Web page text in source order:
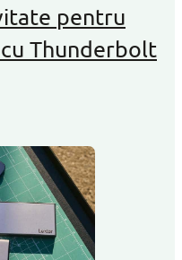
pentru
Thunderbolt